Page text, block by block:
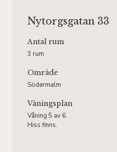
Nytorgsgatan 33
Antal rum
3 rum
Område
Södermalm
Våningsplan
Våning 5 av 6.
Hiss finns.